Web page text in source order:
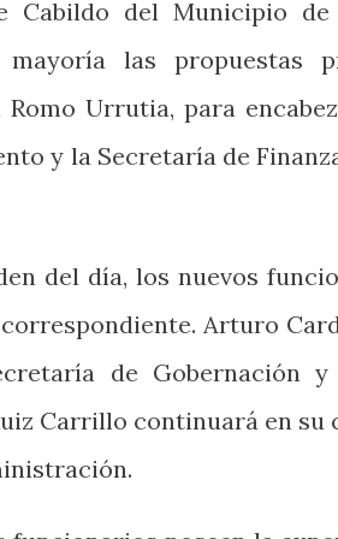
Cabildo del Municipio
las propuestas
Urrutia, para
y la Secretaría de
del día, los nuevos
Arturo
de Gobernación y
Carrillo continuará en su